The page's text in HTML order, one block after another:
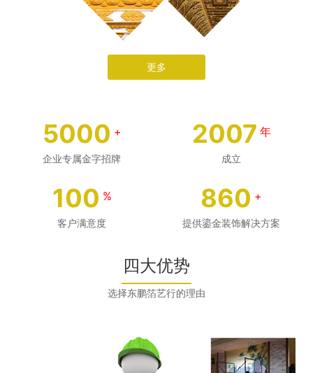
更多
5000 +
企业专属金字招牌
2007 年
成立
100 %
客户满意度
860 +
提供鎏金装饰解决方案
四大优势
选择东鹏箔艺行的理由